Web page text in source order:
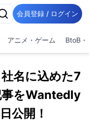
会員登録 / ログイン
アニメ・ゲーム BtoB・
社名に込めた7
をWantedly
公開！